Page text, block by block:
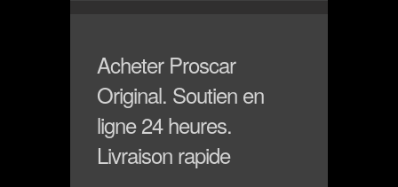
Acheter Proscar
Original. Soutien en
ligne 24 heures.
Livraison rapide